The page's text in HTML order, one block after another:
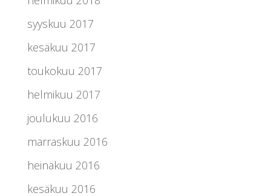
syyskuu 2017
kesäkuu 2017
toukokuu 2017
helmikuu 2017
joulukuu 2016
marraskuu 2016
heinäkuu 2016
kesäkuu 2016